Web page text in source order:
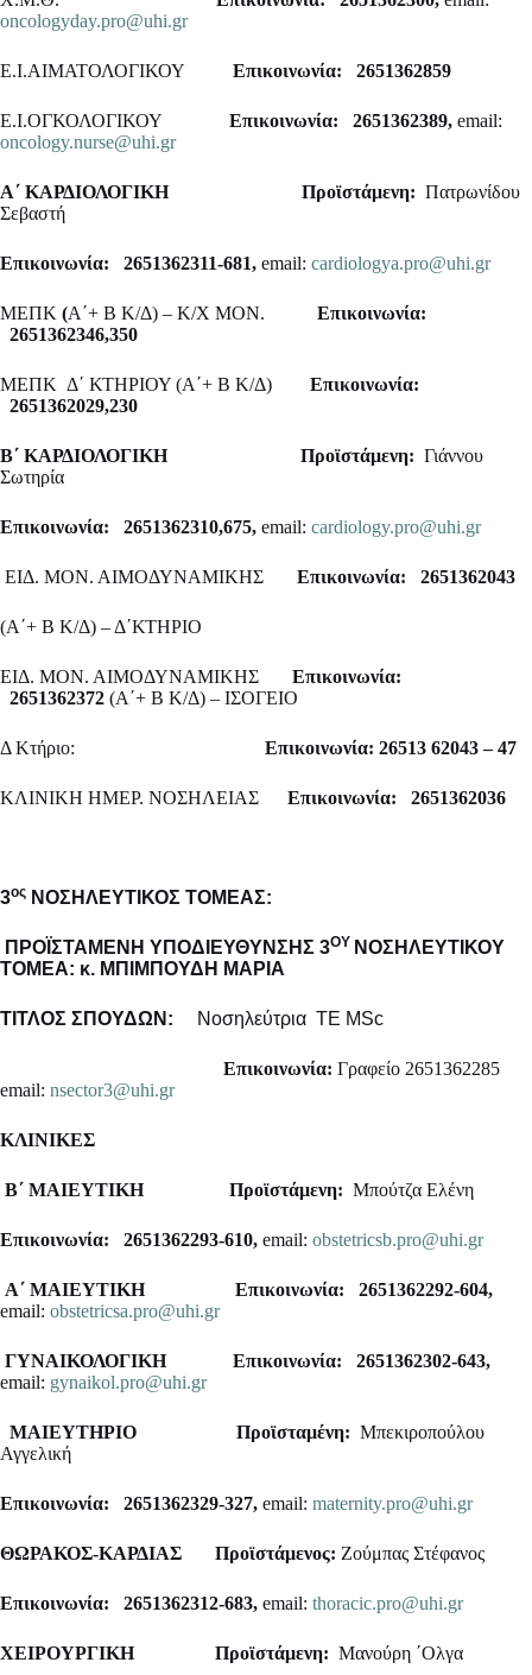
oncologyday.pro@uhi.gr
Ε.Ι.ΑΙΜΑΤΟΛΟΓΙΚΟΥ Επικοινωνία: 2651362859
Ε.Ι.ΟΓΚΟΛΟΓΙΚΟΥ Επικοινωνία: 2651362389, email:
oncology.nurse@uhi.gr
Α΄ ΚΑΡΔΙΟΛΟΓΙΚΗ Προϊστάμενη: Πατρωνίδου
Σεβαστή
Επικοινωνία: 2651362311-681, email: cardiologya.pro@uhi.gr
ΜΕΠΚ (Α΄+ Β Κ/Δ) – Κ/Χ ΜΟΝ. Επικοινωνία:
2651362346,350
ΜΕΠΚ Δ΄ ΚΤΗΡΙΟΥ (Α΄+ Β Κ/Δ) Επικοινωνία:
2651362029,230
Β΄ ΚΑΡΔΙΟΛΟΓΙΚΗ Προϊστάμενη: Γιάννου
Σωτηρία
Επικοινωνία: 2651362310,675, email: cardiology.pro@uhi.gr
ΕΙΔ. ΜΟΝ. ΑΙΜΟΔΥΝΑΜΙΚΗΣ Επικοινωνία: 2651362043
(Α΄+ Β Κ/Δ) – Δ΄ΚΤΗΡΙΟ
ΕΙΔ. ΜΟΝ. ΑΙΜΟΔΥΝΑΜΙΚΗΣ Επικοινωνία:
2651362372 (Α΄+ Β Κ/Δ) – ΙΣΟΓΕΙΟ
Δ Κτήριο: Επικοινωνία: 26513 62043 – 47
ΚΛΙΝΙΚΗ ΗΜΕΡ. ΝΟΣΗΛΕΙΑΣ Επικοινωνία: 2651362036
3ος NOΣΗΛΕΥΤΙΚΟΣ ΤΟΜΕΑΣ:
ΠΡΟΪΣΤΑΜΕΝΗ ΥΠΟΔΙΕΥΘΥΝΣΗΣ 3ΟΥ ΝΟΣΗΛΕΥΤΙΚΟΥ
ΤΟΜΕΑ: κ. ΜΠΙΜΠΟΥΔΗ ΜΑΡΙΑ
ΤΙΤΛΟΣ ΣΠΟΥΔΩΝ: Νοσηλεύτρια ΤΕ MSc
Επικοινωνία: Γραφείο 2651362285
email: nsector3@uhi.gr
ΚΛΙΝΙΚΕΣ
Β΄ ΜΑΙΕΥΤΙΚΗ Προϊστάμενη: Μπούτζα Ελένη
Επικοινωνία: 2651362293-610, email: obstetricsb.pro@uhi.gr
Α΄ ΜΑΙΕΥΤΙΚΗ
Επικοινωνία: 2651362292-604,
email: obstetricsa.pro@uhi.gr
ΓΥΝΑΙΚΟΛΟΓΙΚΗ
Επικοινωνία: 2651362302-643,
email: gynaikol.pro@uhi.gr
ΜΑΙΕΥΤΗΡΙΟ Προϊσταμένη: Μπεκιροπούλου
Αγγελική
Επικοινωνία: 2651362329-327, email: maternity.pro@uhi.gr
ΘΩΡΑΚΟΣ-ΚΑΡΔΙΑΣ Προϊστάμενος: Ζούμπας Στέφανος
Επικοινωνία: 2651362312-683, email: thoracic.pro@uhi.gr
ΧΕΙΡΟΥΡΓΙΚΗ Προϊστάμενη: Μανούρη ΄Ολγα